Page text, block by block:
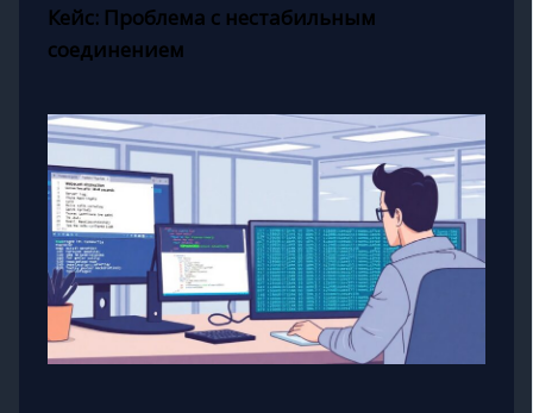
Кейс: Проблема с нестабильным
соединением